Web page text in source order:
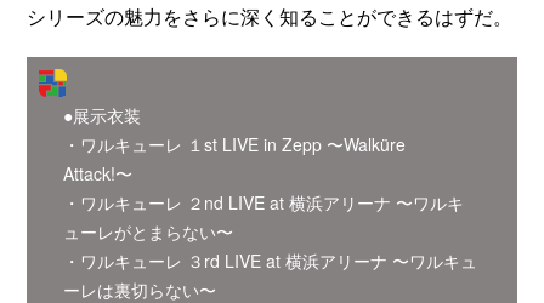
シリーズの魅力をさらに深く知ることができるはずだ。
●展示衣装
・ワルキューレ １st LIVE in Zepp 〜Walküre
Attack!〜
・ワルキューレ ２nd LIVE at 横浜アリーナ 〜ワルキ
ューレがとまらない〜
・ワルキューレ ３rd LIVE at 横浜アリーナ 〜ワルキュ
ーレは裏切らない〜